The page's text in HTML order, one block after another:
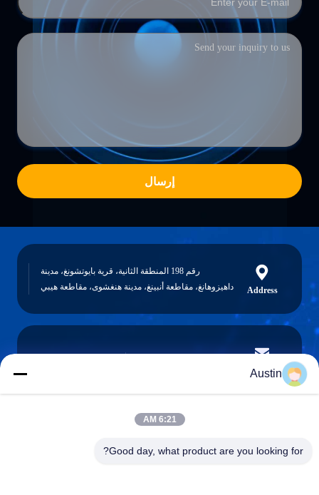
إرسال
Address
رقم 198 المنطقة الثانية، قرية بايوتشونغ، مدينة
داهيزوهانغ، مقاطعة أنبينغ، مدينة هنغشوى، مقاطعة هيبي
E-mail
Phone
Austin
6:21 AM
Good day, what product are you looking for?